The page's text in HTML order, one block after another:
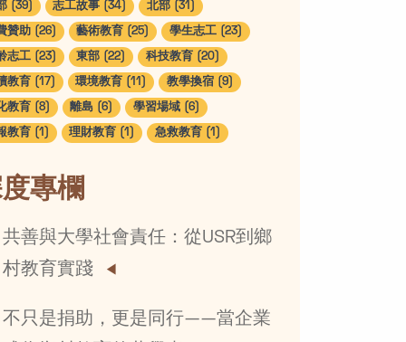
(39) 志工故事 (34) 北部 (31)
贊助 (26) 藝術教育 (25) 學生志工 (23)
志工 (23) 東部 (22) 科技教育 (20)
教育 (17) 環境教育 (11) 教學換宿 (9)
教育 (8) 離島 (6) 學習場域 (6)
教育 (1) 理財教育 (1) 急救教育 (1)
專欄
共善與大學社會責任：從USR到鄉
村教育實踐
不只是捐助，更是同行——當企業